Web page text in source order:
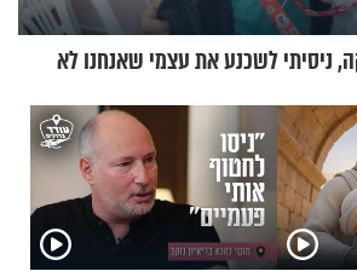
ניסיתי לשכנע את עצמי שאנחנו לא